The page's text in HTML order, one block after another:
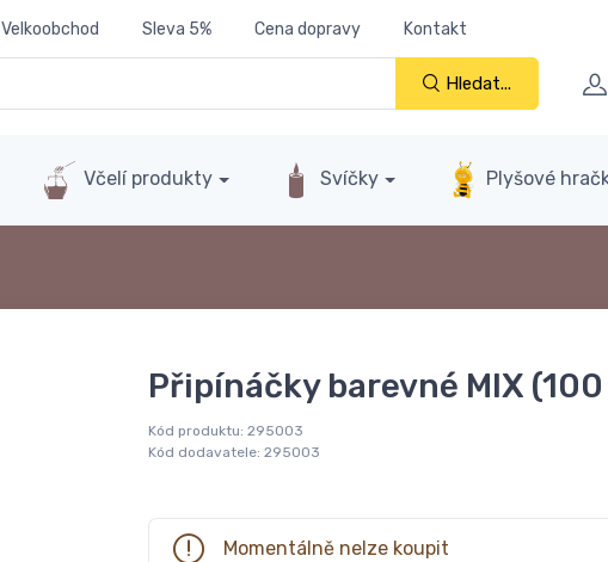
Velkoobchod Sleva 5% Cena dopravy Kontakt
Hledat...
Včelí produkty Svíčky Plyšové
Připínáčky barevné MIX
Kód produktu: 295003
Kód dodavatele: 295003
Momentálně nelze koupit